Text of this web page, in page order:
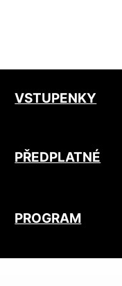
VSTUPENKY
PŘEDPLATNÉ
PROGRAM